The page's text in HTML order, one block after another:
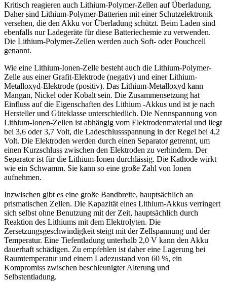
Kritisch reagieren auch Lithium-Polymer-Zellen auf Überladung.
Daher sind Lithium-Polymer-Batterien mit einer Schutzelektronik
versehen, die den Akku vor Überladung schützt. Beim Laden sind
ebenfalls nur Ladegeräte für diese Batteriechemie zu verwenden.
Die Lithium-Polymer-Zellen werden auch Soft- oder Pouchcell
genannt.
Wie eine Lithium-Ionen-Zelle besteht auch die Lithium-Polymer-
Zelle aus einer Grafit-Elektrode (negativ) und einer Lithium-
Metalloxyd-Elektrode (positiv). Das Lithium-Metalloxyd kann
Mangan, Nickel oder Kobalt sein. Die Zusammensetzung hat
Einfluss auf die Eigenschaften des Lithium -Akkus und ist je nach
Hersteller und Güteklasse unterschiedlich. Die Nennspannung von
Lithium-Ionen-Zellen ist abhängig vom Elektrodenmaterial und liegt
bei 3,6 oder 3,7 Volt, die Ladeschlussspannung in der Regel bei 4,2
Volt. Die Elektroden werden durch einen Separator getrennt, um
einen Kurzschluss zwischen den Elektroden zu verhindern. Der
Separator ist für die Lithium-Ionen durchlässig. Die Kathode wirkt
wie ein Schwamm. Sie kann so eine große Zahl von Ionen
aufnehmen.
Inzwischen gibt es eine große Bandbreite, hauptsächlich an
prismatischen Zellen. Die Kapazität eines Lithium-Akkus verringert
sich selbst ohne Benutzung mit der Zeit, hauptsächlich durch
Reaktion des Lithiums mit dem Elektrolyten. Die
Zersetzungsgeschwindigkeit steigt mit der Zellspannung und der
Temperatur. Eine Tiefentladung unterhalb 2,0 V kann den Akku
dauerhaft schädigen. Zu empfehlen ist daher eine Lagerung bei
Raumtemperatur und einem Ladezustand von 60 %, ein
Kompromiss zwischen beschleunigter Alterung und
Selbstentladung.